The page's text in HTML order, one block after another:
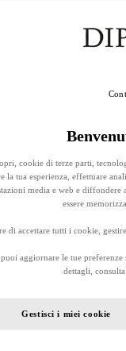
cookie di terze parti,
tua esperienza, effettuare
media e web e
essere
di accettare tutti i cookie,
aggiornare le tue
dettagli,
Gestisci i miei cookie